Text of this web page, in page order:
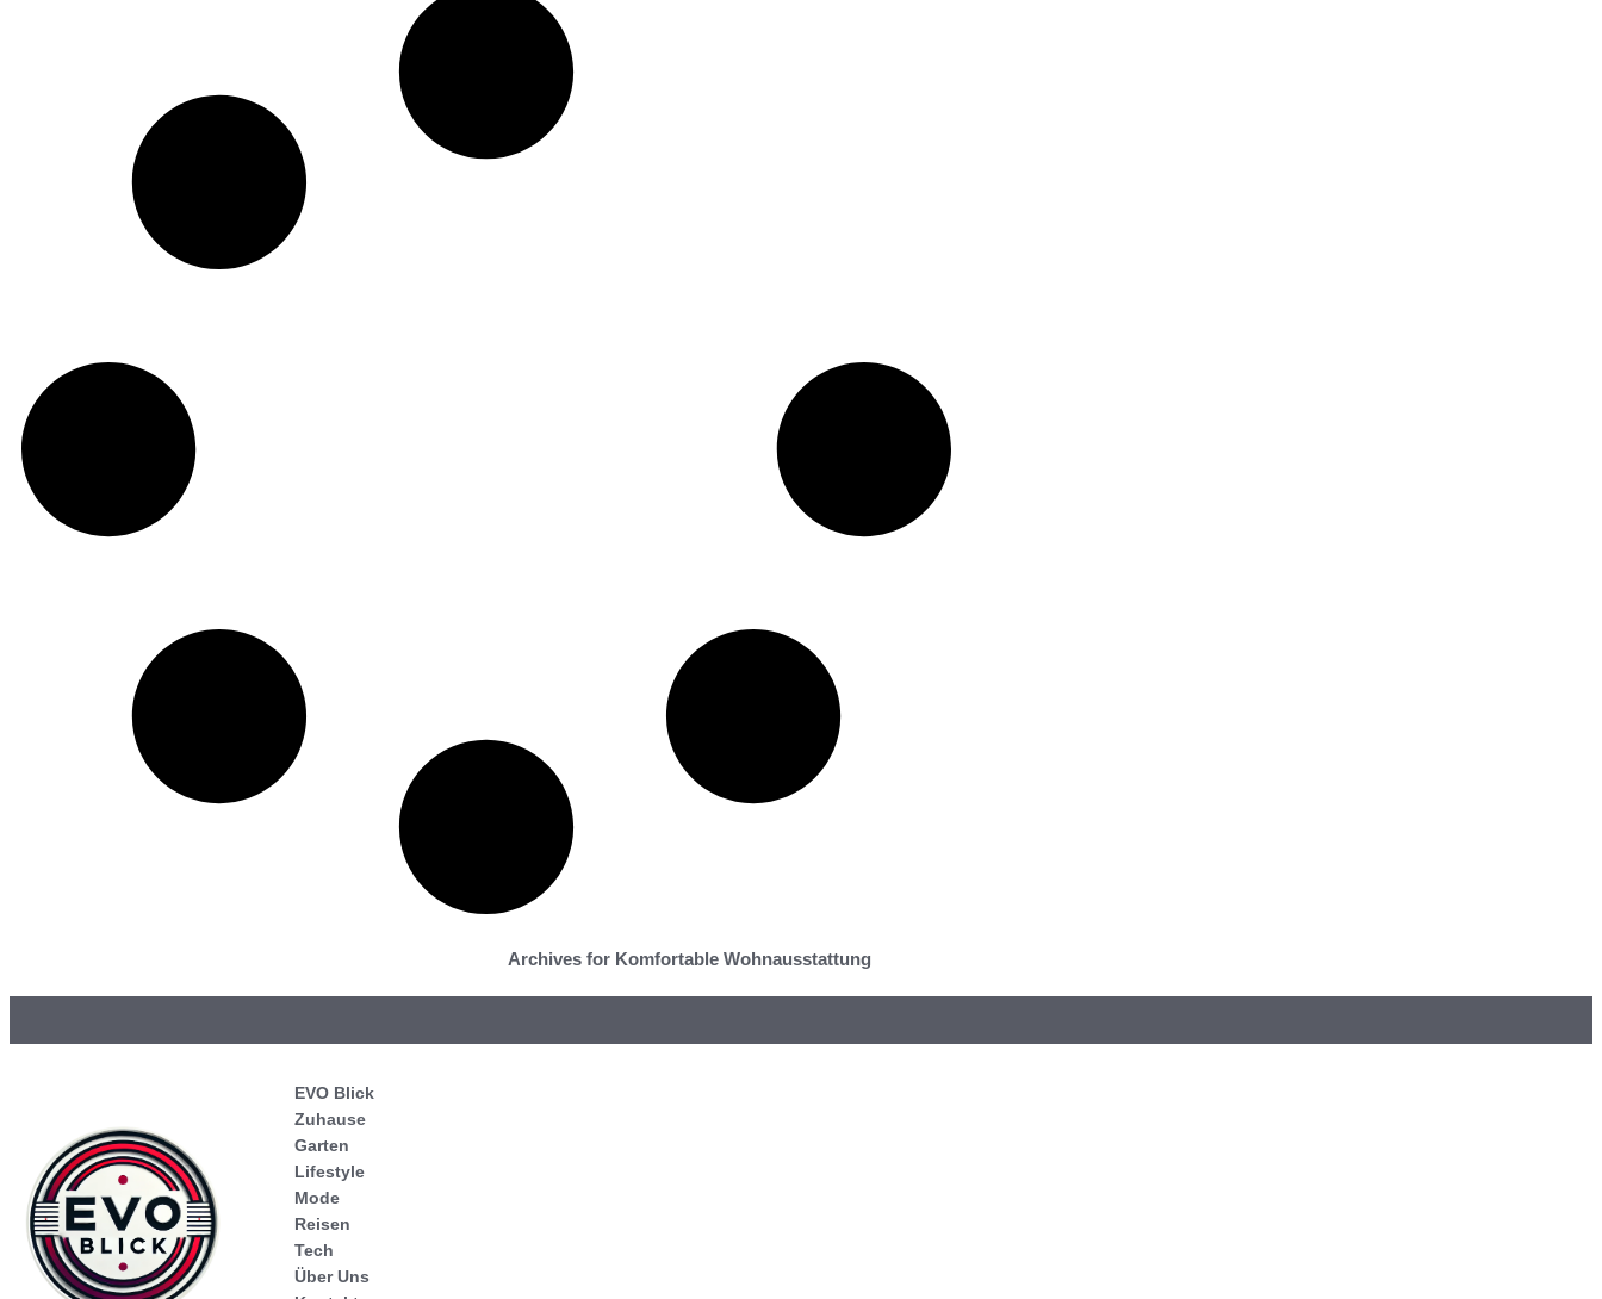
Archives for Komfortable Wohnausstattung
EVO Blick
Zuhause
Garten
Lifestyle
Mode
Reisen
Tech
Über Uns